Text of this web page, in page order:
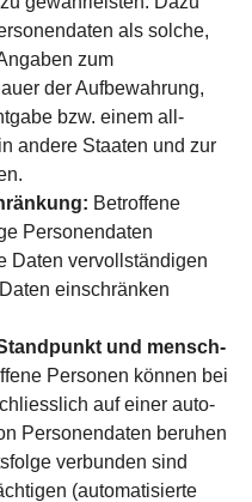
als solche,
zum
der Auf­bewahrung,
bzw. einem all­
andere Staaten und zur
Betroffene
Personen­daten
Daten vervoll­ständigen
ein­schränken
und mensch­
Personen können bei
auf einer auto­
Personen­daten beruhen
verbunden sind
(auto­matisierte